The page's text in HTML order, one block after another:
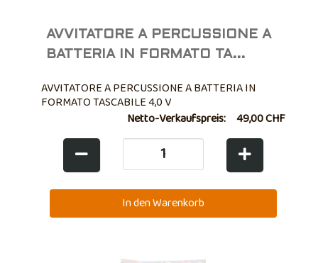
AVVITATORE A PERCUSSIONE A
BATTERIA IN FORMATO TA...
AVVITATORE A PERCUSSIONE A BATTERIA IN
FORMATO TASCABILE 4,0 V
Netto-Verkaufspreis: 49,00 CHF